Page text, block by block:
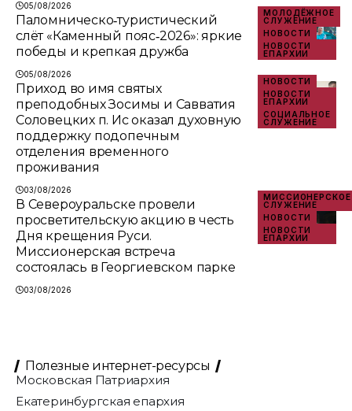
05/08/2026
МОЛОДЁЖНОЕ
СЛУЖЕНИЕ
НОВОСТИ
НОВОСТИ
ЕПАРХИИ
Паломническо‑туристический
слёт «Каменный пояс‑2026»: яркие
победы и крепкая дружба
05/08/2026
НОВОСТИ
НОВОСТИ
ЕПАРХИИ
СОЦИАЛЬНОЕ
СЛУЖЕНИЕ
Приход во имя святых
преподобных Зосимы и Савватия
Соловецких п. Ис оказал духовную
поддержку подопечным
отделения временного
проживания
03/08/2026
МИССИОНЕРСКОЕ
СЛУЖЕНИЕ
НОВОСТИ
НОВОСТИ
ЕПАРХИИ
В Североуральске провели
просветительскую акцию в честь
Дня крещения Руси.
Миссионерская встреча
состоялась в Георгиевском парке
03/08/2026
Полезные интернет-ресурсы
Московская Патриархия
Екатеринбургская епархия